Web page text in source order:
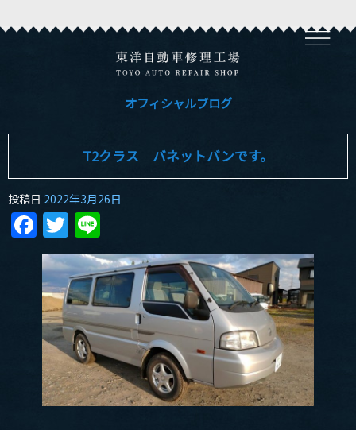
オフィシャルブログ
T2クラス バネットバンです。
投稿日 2022年3月26日
Facebook
Twitter